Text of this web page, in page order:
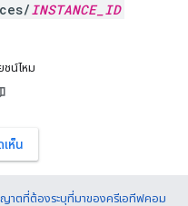
INSTANCE_ID
ชน์ไหม
ห็น
าตที่ต้องระบุที่มาของครีเอทีฟคอม